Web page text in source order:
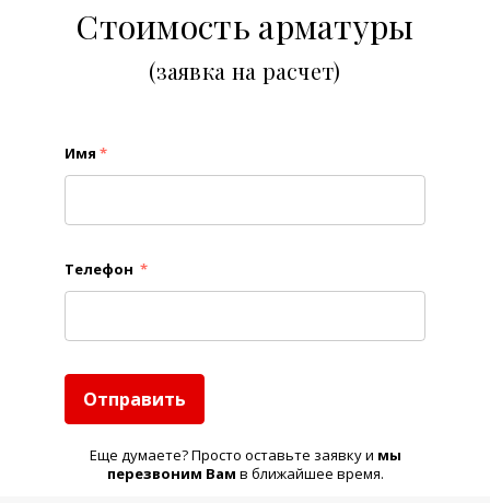
Стоимость арматуры
(заявка на расчет)
Имя *
Телефон *
Отправить
Еще думаете? Просто оставьте заявку и мы
перезвоним Вам в ближайшее время.